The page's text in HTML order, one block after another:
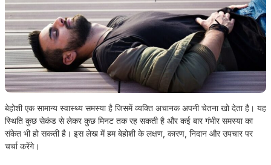
बेहोशी एक सामान्य स्वास्थ्य समस्या है जिसमें व्यक्ति अचानक अपनी चेतना खो देता है। यह
स्थिति कुछ सेकंड से लेकर कुछ मिनट तक रह सकती है और कई बार गंभीर समस्या का
संकेत भी हो सकती है। इस लेख में हम बेहोशी के लक्षण, कारण, निदान और उपचार पर
चर्चा करेंगे।